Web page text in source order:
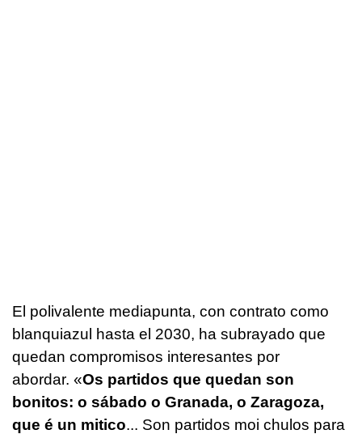
El polivalente mediapunta, con contrato como
blanquiazul hasta el 2030, ha subrayado que
quedan compromisos interesantes por
abordar. «Os partidos que quedan son
bonitos: o sábado o Granada, o Zaragoza,
que é un mitico... Son partidos moi chulos para